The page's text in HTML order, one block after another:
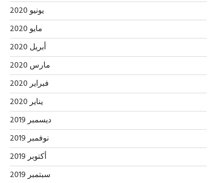
يونيو 2020
مايو 2020
أبريل 2020
مارس 2020
فبراير 2020
يناير 2020
ديسمبر 2019
نوفمبر 2019
أكتوبر 2019
سبتمبر 2019